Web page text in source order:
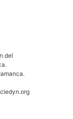
del